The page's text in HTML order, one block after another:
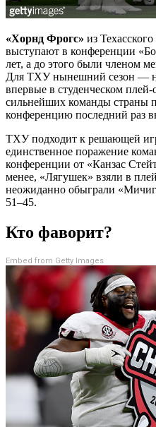
«Хорнд Фрогс» из
выступают в конференции
лет, а до этого были членом
Для ТХУ нынешний сезон —
впервые в студенческом
сильнейших команды страны
конференцию последний раз
ТХУ подходит к решающей
единственное поражение
конференции от «Канзас
менее, «Лягушек» взяли в
неожиданно обыграли
51–45.
Кто фаворит?
Embed from Getty Images